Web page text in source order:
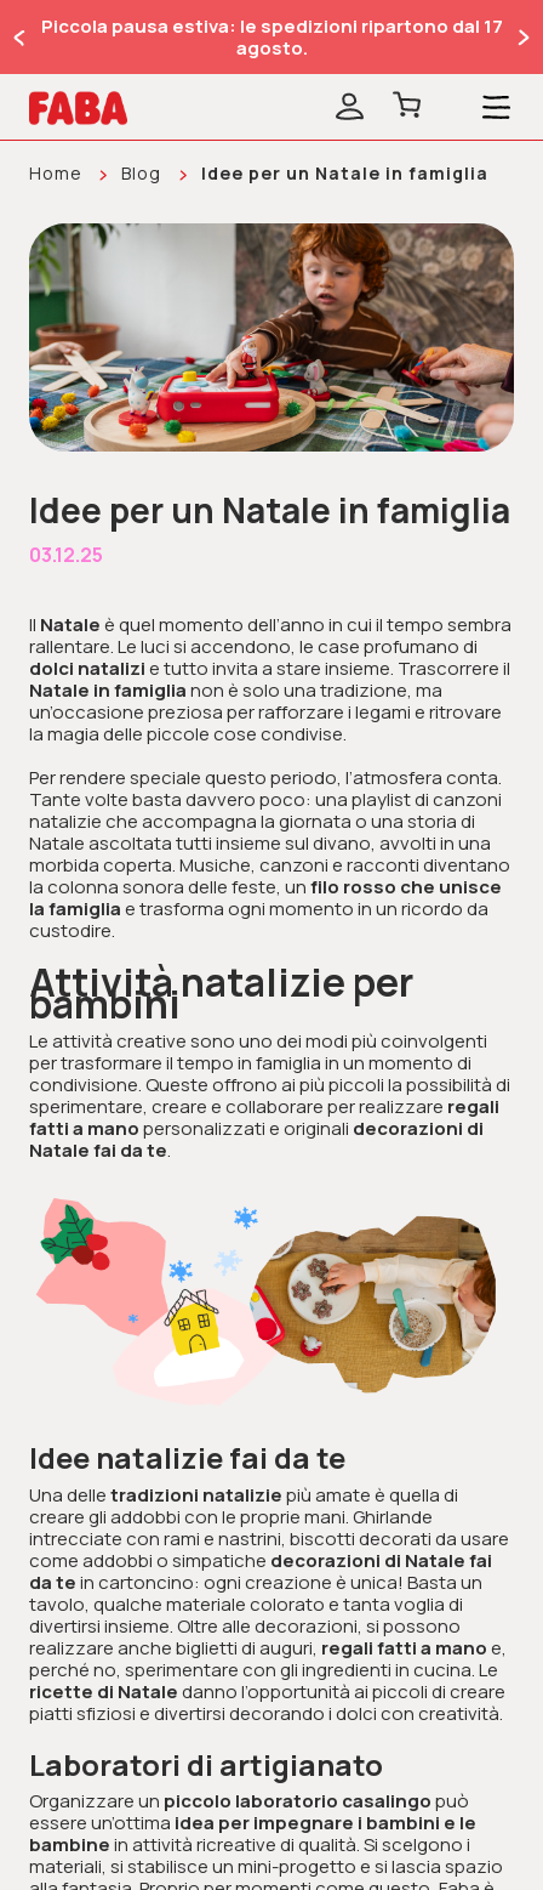
Piccola pausa estiva: le spedizioni ripartono dal 17
agosto.
Home Blog Idee per un Natale in famiglia
Idee per un Natale in famiglia
03.12.25
Il Nataleè quel momento dell’anno in cui il tempo sembra
rallentare. Le luci si accendono, le case profumano di
dolci natalizie tutto invita a stare insieme. Trascorrere il
Natale in famiglianon è solo una tradizione, ma
un’occasione preziosa per rafforzare i legami e ritrovare
la magia delle piccole cose condivise.
Per rendere speciale questo periodo, l’atmosfera conta.
Tante volte basta davvero poco: una playlist di canzoni
natalizie che accompagna la giornata o una storia di
Natale ascoltata tutti insieme sul divano, avvolti in una
morbida coperta. Musiche, canzoni e racconti diventano
la colonna sonora delle feste, unfilo rosso che unisce
la famigliae trasforma ogni momento in un ricordo da
custodire.
Attività natalizie per
bambini
Le attività creative sono uno dei modi più coinvolgenti
per trasformare il tempo in famiglia in un momento di
condivisione. Queste offrono ai più piccoli la possibilità di
sperimentare, creare e collaborare per realizzare regali
fatti a manopersonalizzati e originali decorazioni di
Natale fai da te.
Idee natalizie fai da te
Una delletradizioni nataliziepiù amate è quella di
creare gli addobbi con le proprie mani. Ghirlande
intrecciate con rami e nastrini, biscotti decorati da usare
come addobbi o simpatiche decorazioni di Natale fai
da tein cartoncino: ogni creazione è unica! Basta un
tavolo, qualche materiale colorato e tanta voglia di
divertirsi insieme. Oltre alle decorazioni, si possono
realizzare anche biglietti di auguri, regali fatti a manoe,
perché no, sperimentare con gli ingredienti in cucina. Le
ricette di Nataledanno l’opportunità ai piccoli di creare
piatti sfiziosi e divertirsi decorando i dolci con creatività.
Laboratori di artigianato
Organizzare un piccolo laboratorio casalingopuò
essere un’ottima idea per impegnare i bambini e le
bambinein attività ricreative di qualità. Si scelgono i
materiali, si stabilisce un mini-progetto e si lascia spazio